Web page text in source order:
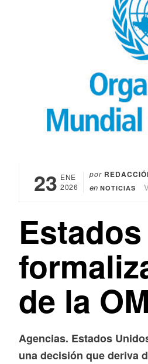
23 ENE
2026
por
en NOTICIAS
de la
Agencias. Estados
una decisión que deriva